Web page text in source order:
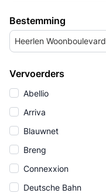
Bestemming
Heerlen Woonboulevard
Vervoerders
Abellio
Arriva
Blauwnet
Breng
Connexxion
Deutsche Bahn